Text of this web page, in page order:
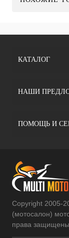
КАТАЛОГ
НАШИ
ПОМОЩЬ И
Copyright 2005-
(мотосалон)
права защищены.